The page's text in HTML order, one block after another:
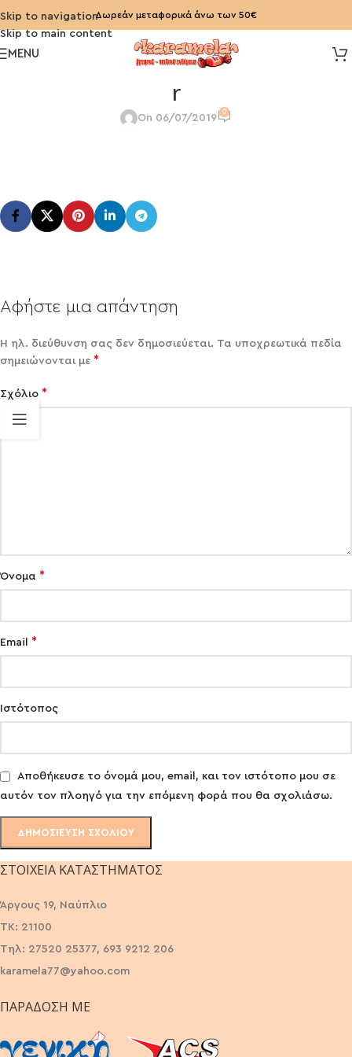
Skip to navigation
Skip to main content
Δωρεάν μεταφορικά άνω των 50€
MENU
r
On 06/07/2019
0
Αφήστε μια απάντηση
Η ηλ. διεύθυνση σας δεν δημοσιεύεται. Τα υποχρεωτικά πεδία
σημειώνονται με *
Σχόλιο *
Όνομα *
Email *
Ιστότοπος
Αποθήκευσε το όνομά μου, email, και τον ιστότοπο μου σε
αυτόν τον πλοηγό για την επόμενη φορά που θα σχολιάσω.
ΣΤΟΙΧΕΊΑ ΚΑΤΑΣΤΉΜΑΤΟΣ
Άργους 19, Ναύπλιο
ΤΚ: 21100
Τηλ: 27520 25377, 693 9212 206
karamela77@yahoo.com
ΠΑΡΆΔΟΣΗ ΜΕ